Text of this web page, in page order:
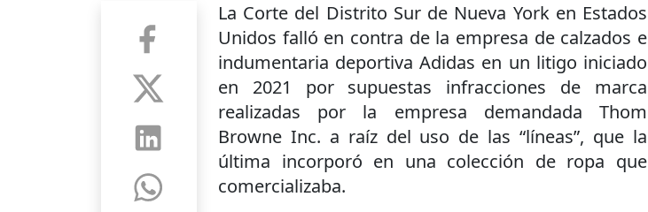
La Corte del Distrito Sur de Nueva York en Estados
Unidos falló en contra de la empresa de calzados e
indumentaria deportiva Adidas en un litigo iniciado
en 2021 por supuestas infracciones de marca
realizadas por la empresa demandada Thom
Browne Inc. a raíz del uso de las “líneas”, que la
última incorporó en una colección de ropa que
comercializaba.